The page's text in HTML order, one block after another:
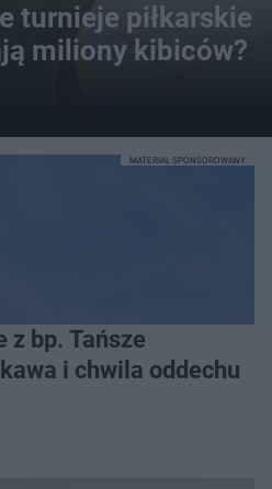
turnieje piłkarskie
miliony kibiców?
z bp. Tańsze
i chwila oddechu
MATERIAŁ SPONSOROWANY